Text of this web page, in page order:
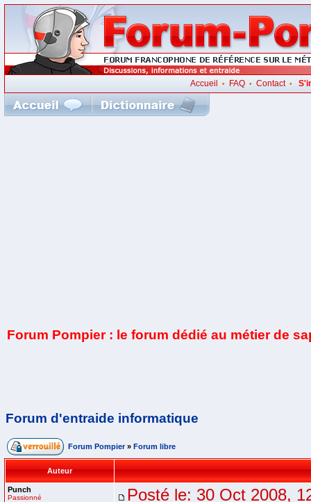
Accueil • FAQ• Contact•
Forum Pompier : le forum dédié au métier de
Forum d'entraide informatique
Forum Pompier » Forum libre
Auteur
Punch
Passionné Posté le: 30 Oct 2008,